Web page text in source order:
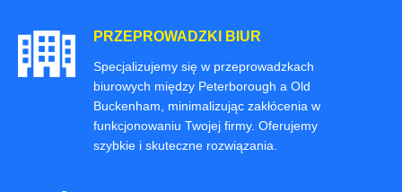
PRZEPROWADZKI BIUR
Specjalizujemy się w przeprowadzkach
biurowych między Peterborough a Old
Buckenham, minimalizując zakłócenia w
funkcjonowaniu Twojej firmy. Oferujemy
szybkie i skuteczne rozwiązania.